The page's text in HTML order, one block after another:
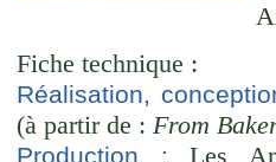
Fiche technique :
Réalisation,
(à partir de : From
Production :
Les